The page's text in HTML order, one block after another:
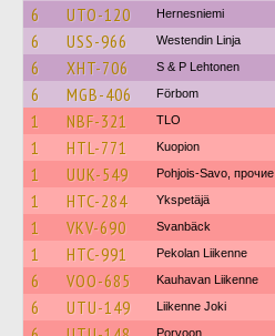
6 UTO-120 Hernesniemi
6 USS-966 Westendin Linja
6 XHT-706 S & P Lehtonen
6 MGB-406 Förbom
1 NBF-321 TLO
1 HTL-771 Kuopion
1 UUK-549 Pohjois-Savo, прочие
1 HTC-284 Ykspetäjä
1 VKV-690 Svanbäck
1 HTC-991 Pekolan Liikenne
6 VOO-685 Kauhavan Liikenne
6 UTU-149 Liikenne Joki
Porvoon